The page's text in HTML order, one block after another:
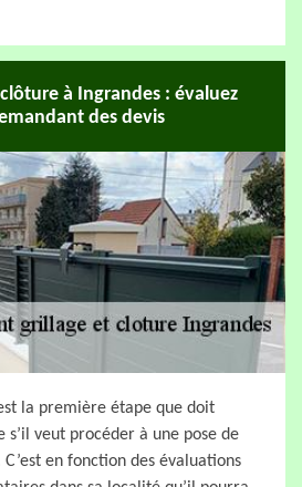
à Ingrandes : évaluez
des devis
la première étape que doit
s’il veut procéder à une pose de
en fonction des évaluations